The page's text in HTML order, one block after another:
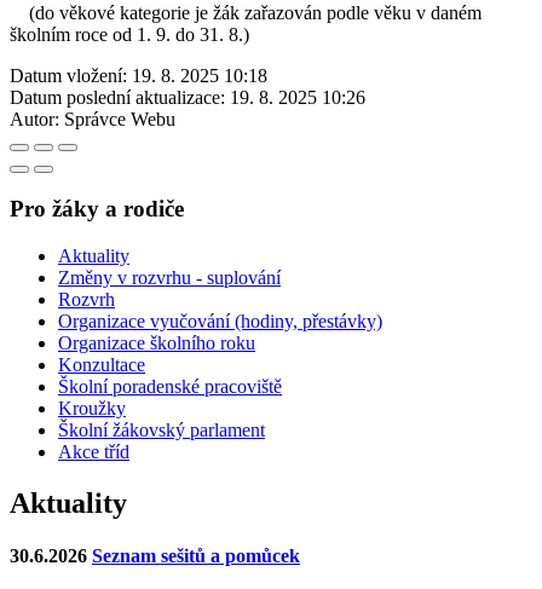
(do věkové kategorie je žák zařazován podle věku v daném
školním roce od 1. 9. do 31. 8.)
Datum vložení: 19. 8. 2025 10:18
Datum poslední aktualizace: 19. 8. 2025 10:26
Autor: Správce Webu
Pro žáky a rodiče
Aktuality
Změny v rozvrhu - suplování
Rozvrh
Organizace vyučování (hodiny, přestávky)
Organizace školního roku
Konzultace
Školní poradenské pracoviště
Kroužky
Školní žákovský parlament
Akce tříd
Aktuality
30.6.2026 Seznam sešitů a pomůcek